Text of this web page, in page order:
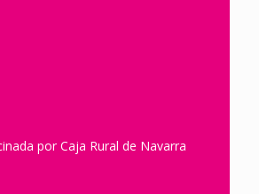
por Caja Rural de Navarra